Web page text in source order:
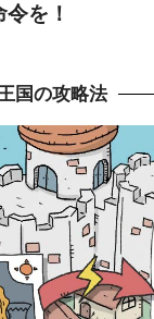
を！
国の攻略法